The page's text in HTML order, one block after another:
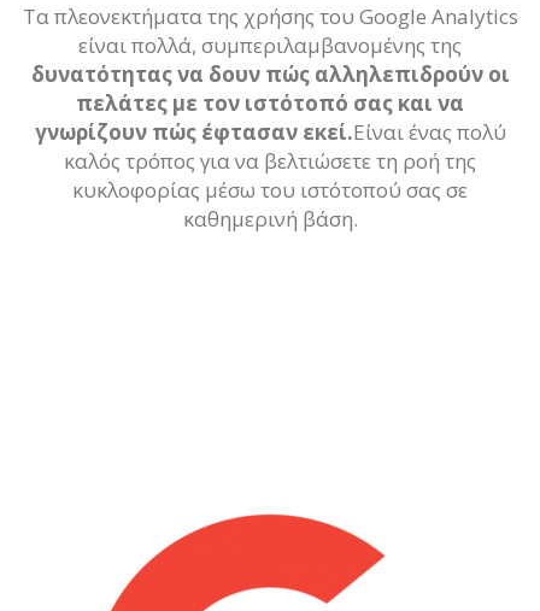
Τα πλεονεκτήματα της χρήσης του Google Analytics
είναι πολλά, συμπεριλαμβανομένης της
δυνατότητας να δουν πώς αλληλεπιδρούν οι
πελάτες με τον ιστότοπό σας και να
γνωρίζουν πώς έφτασαν εκεί.Είναι ένας πολύ
καλός τρόπος για να βελτιώσετε τη ροή της
κυκλοφορίας μέσω του ιστότοπού σας σε
καθημερινή βάση.